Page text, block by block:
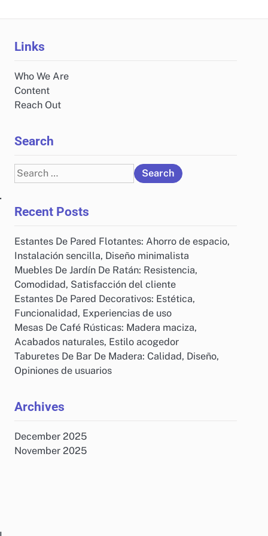
Links
Who We Are
Content
Reach Out
Search
Search
for:
Recent Posts
Estantes De Pared Flotantes: Ahorro de espacio,
Instalación sencilla, Diseño minimalista
Muebles De Jardín De Ratán: Resistencia,
Comodidad, Satisfacción del cliente
Estantes De Pared Decorativos: Estética,
Funcionalidad, Experiencias de uso
Mesas De Café Rústicas: Madera maciza,
Acabados naturales, Estilo acogedor
Taburetes De Bar De Madera: Calidad, Diseño,
Opiniones de usuarios
Archives
December 2025
November 2025